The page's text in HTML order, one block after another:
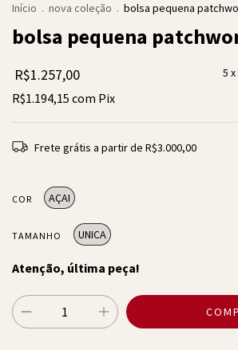
Início . nova coleção . bolsa pequena
bolsa pequena
R$1.257,00 5
R$1.194,15 com Pix
Frete grátis a partir de R$3.000,00
COR AÇAI
TAMANHO UNICA
Atenção, última peça!